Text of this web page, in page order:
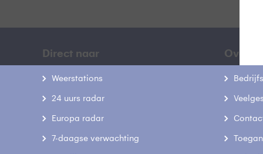
Direct naar
Weerstations
24 uurs radar
Europa radar
7-daagse verwachting
Over